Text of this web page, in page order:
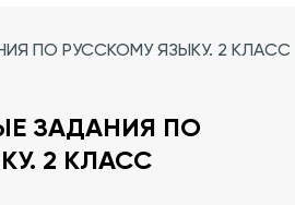
ПО РУССКОМУ ЯЗЫКУ. 2 КЛАСС
ЗАДАНИЯ ПО
2 КЛАСС